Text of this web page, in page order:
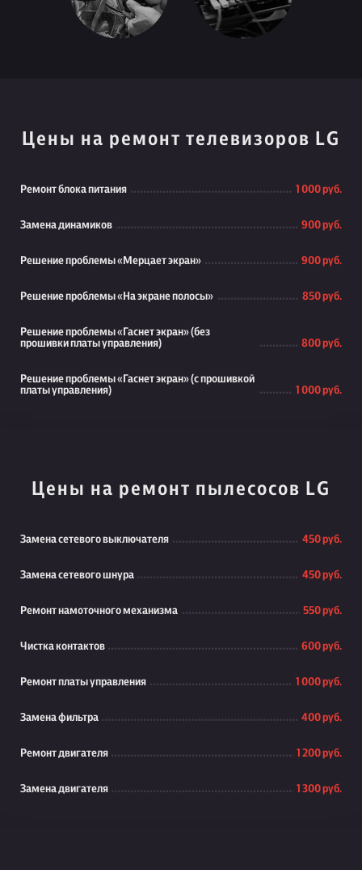
Цены на ремонт телевизоров LG
Ремонт блока питания 1 000 руб.
Замена динамиков 900 руб.
Решение проблемы «Мерцает экран» 900 руб.
Решение проблемы «На экране полосы» 850 руб.
Решение проблемы «Гаснет экран» (без
прошивки платы управления)
800 руб.
Решение проблемы «Гаснет экран» (с прошивкой
платы управления)
1 000 руб.
Цены на ремонт пылесосов LG
Замена сетевого выключателя 450 руб.
Замена сетевого шнура 450 руб.
Ремонт намоточного механизма 550 руб.
Чистка контактов 600 руб.
Ремонт платы управления 1 000 руб.
Замена фильтра 400 руб.
Ремонт двигателя 1 200 руб.
Замена двигателя 1 300 руб.